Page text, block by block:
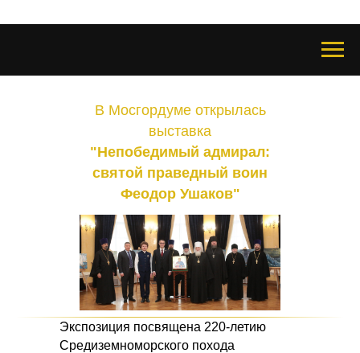
В Мосгордуме открылась
выставка
"Непобедимый адмирал:
святой праведный воин
Феодор Ушаков"
Экспозиция посвящена 220-летию
Средиземноморского похода